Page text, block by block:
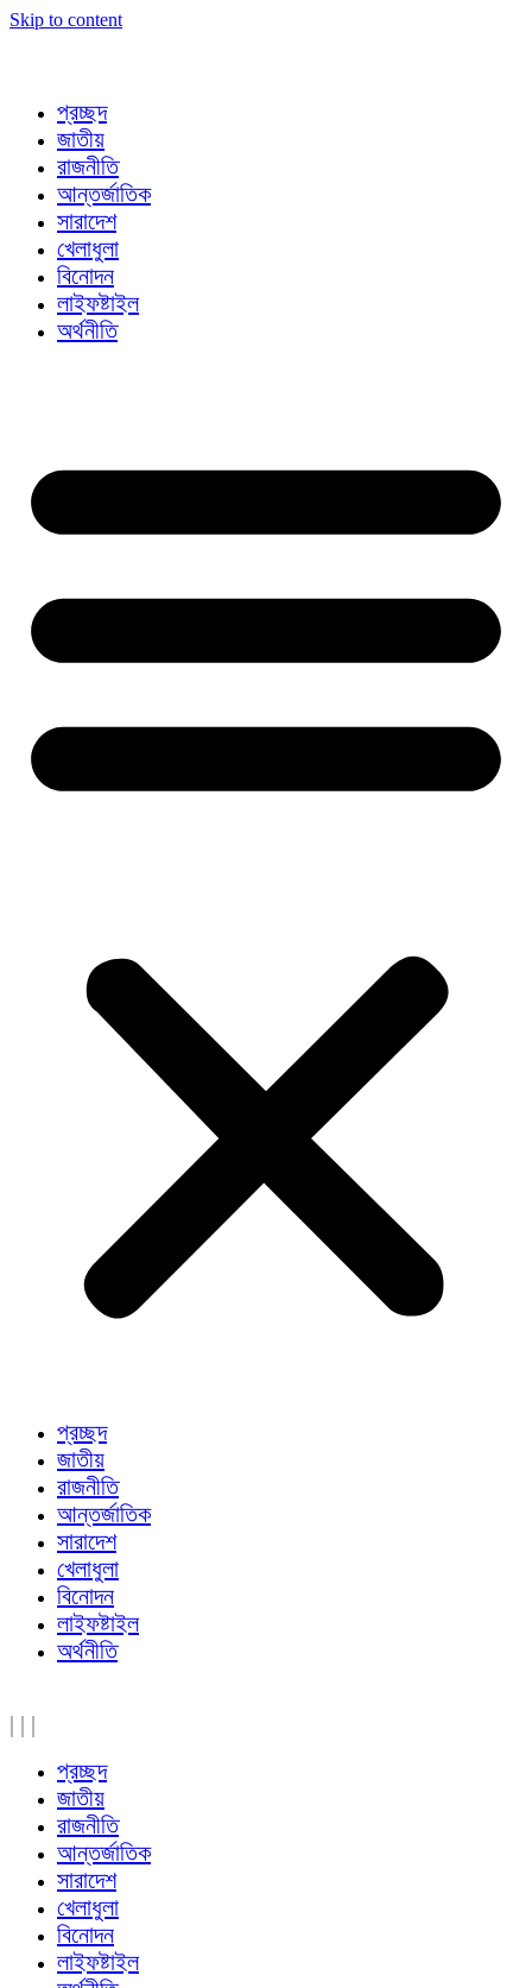
Skip to content
প্রচ্ছদ
জাতীয়
রাজনীতি
আন্তর্জাতিক
সারাদেশ
খেলাধুলা
বিনোদন
লাইফষ্টাইল
অর্থনীতি
প্রচ্ছদ
জাতীয়
রাজনীতি
আন্তর্জাতিক
সারাদেশ
খেলাধুলা
বিনোদন
লাইফষ্টাইল
অর্থনীতি
| | |
প্রচ্ছদ
জাতীয়
রাজনীতি
আন্তর্জাতিক
সারাদেশ
খেলাধুলা
বিনোদন
লাইফষ্টাইল